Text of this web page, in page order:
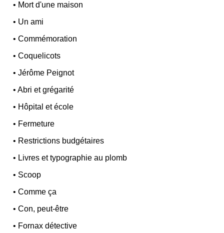
• Mort d'une maison
• Un ami
•Commémoration
•Coquelicots
•Jérôme Peignot
•Abri et grégarité
• Hôpital et école
• Fermeture
• Restrictions budgétaires
• Livres et typographie au plomb
• Scoop
•Comme ça
•Con, peut-être
• Fornax détective